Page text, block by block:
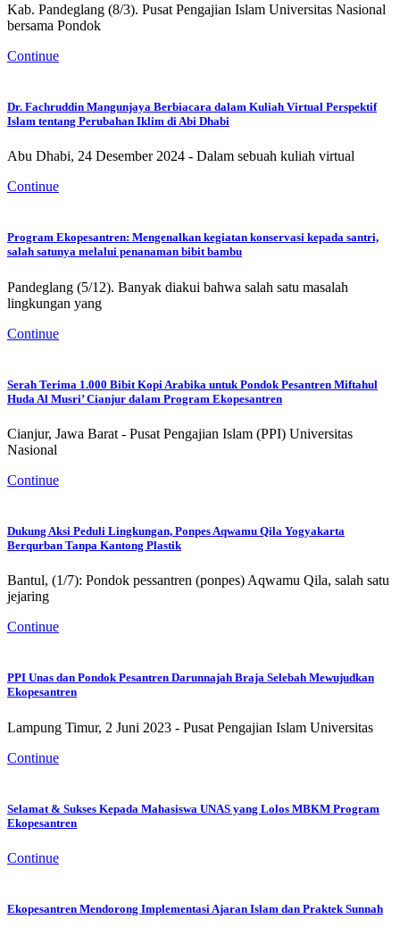
Kab. Pandeglang (8/3). Pusat Pengajian Islam Universitas Nasional
bersama Pondok
Continue
Dr. Fachruddin Mangunjaya Berbiacara dalam Kuliah Virtual Perspektif
Islam tentang Perubahan Iklim di Abi Dhabi
Abu Dhabi, 24 Desember 2024 - Dalam sebuah kuliah virtual
Continue
Program Ekopesantren: Mengenalkan kegiatan konservasi kepada santri,
salah satunya melalui penanaman bibit bambu
Pandeglang (5/12). Banyak diakui bahwa salah satu masalah
lingkungan yang
Continue
Serah Terima 1.000 Bibit Kopi Arabika untuk Pondok Pesantren Miftahul
Huda Al Musri’ Cianjur dalam Program Ekopesantren
Cianjur, Jawa Barat - Pusat Pengajian Islam (PPI) Universitas
Nasional
Continue
Dukung Aksi Peduli Lingkungan, Ponpes Aqwamu Qila Yogyakarta
Berqurban Tanpa Kantong Plastik
Bantul, (1/7): Pondok pessantren (ponpes) Aqwamu Qila, salah satu
jejaring
Continue
PPI Unas dan Pondok Pesantren Darunnajah Braja Selebah Mewujudkan
Ekopesantren
Lampung Timur, 2 Juni 2023 - Pusat Pengajian Islam Universitas
Continue
Selamat & Sukses Kepada Mahasiswa UNAS yang Lolos MBKM Program
Ekopesantren
Continue
Ekopesantren Mendorong Implementasi Ajaran Islam dan Praktek Sunnah